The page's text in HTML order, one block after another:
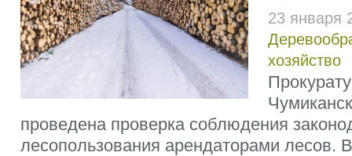
23 января
хозяйство
проведена проверка соблюдения
лесопользования арендаторами лесов.